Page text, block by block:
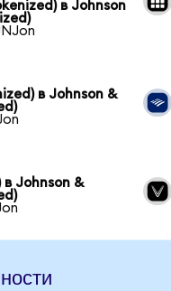
в Johnson
в Johnson &
в Johnson &